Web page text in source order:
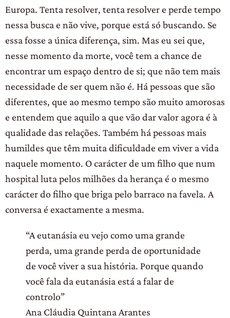
Europa. Tenta resolver, tenta resolver e perde tempo
nessa busca e não vive, porque está só buscando. Se
essa fosse a única diferença, sim. Mas eu sei que,
nesse momento da morte, você tem a chance de
encontrar um espaço dentro de si; que não tem mais
necessidade de ser quem não é. Há pessoas que são
diferentes, que ao mesmo tempo são muito amorosas
e entendem que aquilo a que vão dar valor agora é à
qualidade das relações. Também há pessoas mais
humildes que têm muita dificuldade em viver a vida
naquele momento. O carácter de um filho que num
hospital luta pelos milhões da herança é o mesmo
carácter do filho que briga pelo barraco na favela. A
conversa é exactamente a mesma.
“A eutanásia eu vejo como uma grande
perda, uma grande perda de oportunidade
de você viver a sua história. Porque quando
você fala da eutanásia está a falar de
controlo”
Ana Cláudia Quintana Arantes